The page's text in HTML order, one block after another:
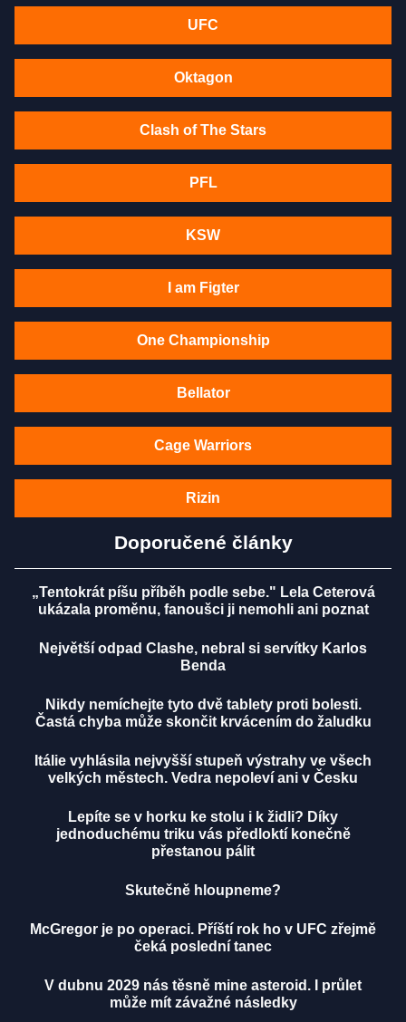
UFC
Oktagon
Clash of The Stars
PFL
KSW
I am Figter
One Championship
Bellator
Cage Warriors
Rizin
Doporučené články
„Tentokrát píšu příběh podle sebe." Lela Ceterová
ukázala proměnu, fanoušci ji nemohli ani poznat
Největší odpad Clashe, nebral si servítky Karlos
Benda
Nikdy nemíchejte tyto dvě tablety proti bolesti.
Častá chyba může skončit krvácením do žaludku
Itálie vyhlásila nejvyšší stupeň výstrahy ve všech
velkých městech. Vedra nepoleví ani v Česku
Lepíte se v horku ke stolu i k židli? Díky
jednoduchému triku vás předloktí konečně
přestanou pálit
Skutečně hloupneme?
McGregor je po operaci. Příští rok ho v UFC zřejmě
čeká poslední tanec
V dubnu 2029 nás těsně mine asteroid. I průlet
může mít závažné následky